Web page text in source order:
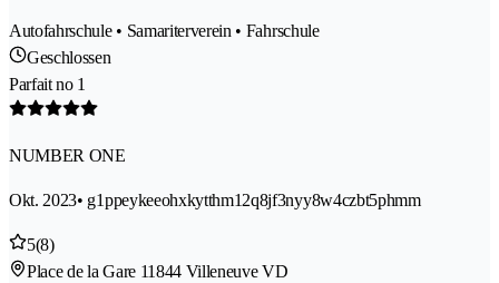
Autofahrschule • Samariterverein • Fahrschule
Geschlossen
Parfait no 1
NUMBER ONE
Okt. 2023• g1ppeykeeohxkytthm12q8jf3nyy8w4czbt5phmm
5(8)
Place de la Gare 11844 Villeneuve VD